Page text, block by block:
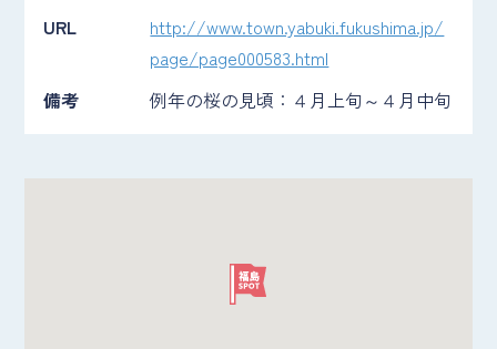
URL
http://www.town.yabuki.fukushima.jp/
page/page000583.html
備考
例年の桜の見頃：４月上旬～４月中旬